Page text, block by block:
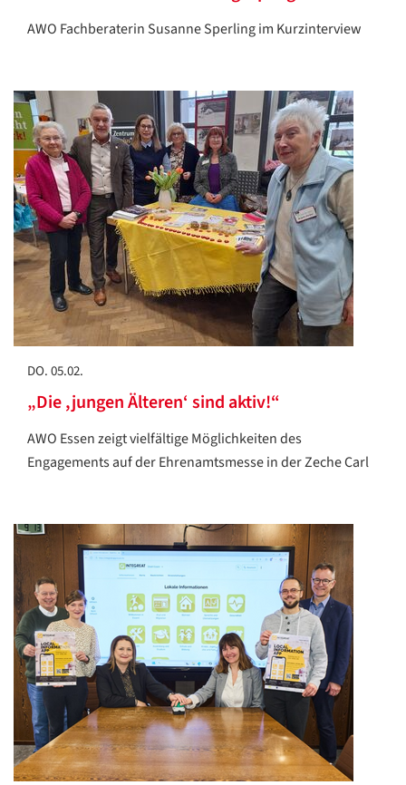
AWO Fachberaterin Susanne Sperling im Kurzinterview
DO. 05.02.
„Die ,jungen Älteren‘ sind aktiv!“
AWO Essen zeigt vielfältige Möglichkeiten des
Engagements auf der Ehrenamtsmesse in der Zeche Carl